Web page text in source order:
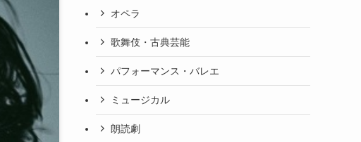
オペラ
歌舞伎・古典芸能
パフォーマンス・バレエ
ミュージカル
朗読劇